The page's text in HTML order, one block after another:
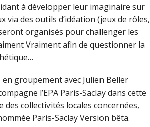
à développer leur imaginaire sur
via des outils d’idéation (jeux de rôles,
organisés pour challenger les
Vraiment afin de questionner la
en groupement avec Julien Beller
l’EPA Paris-Saclay dans cette
collectivités locales concernées,
Paris-Saclay Version bêta.